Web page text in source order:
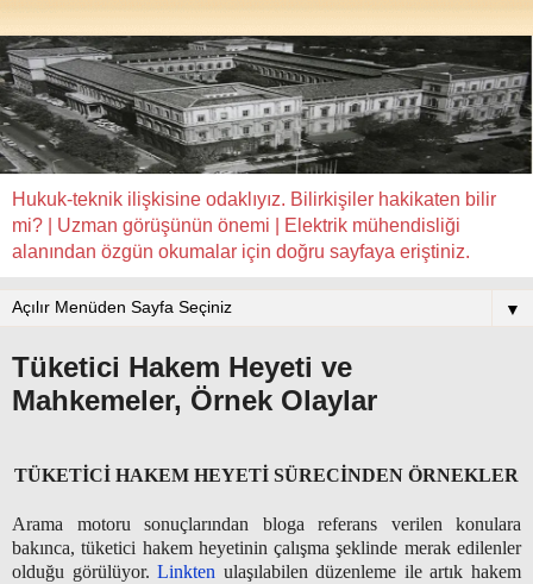
Hukuk-teknik ilişkisine odaklıyız. Bilirkişiler hakikaten bilir
mi? | Uzman görüşünün önemi | Elektrik mühendisliği
alanından özgün okumalar için doğru sayfaya eriştiniz.
▼
Tüketici Hakem Heyeti ve
Mahkemeler, Örnek Olaylar
TÜKETİCİ HAKEM HEYETİ SÜRECİNDEN ÖRNEKLER
Arama motoru sonuçlarından bloga referans verilen konulara
bakınca, tüketici hakem heyetinin çalışma şeklinde merak edilenler
olduğu görülüyor.Linkten ulaşılabilen düzenleme ile artık hakem